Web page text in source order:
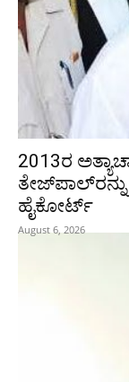
2013ರ
ಹೈಕೋರ್ಟ್
August 6, 2026